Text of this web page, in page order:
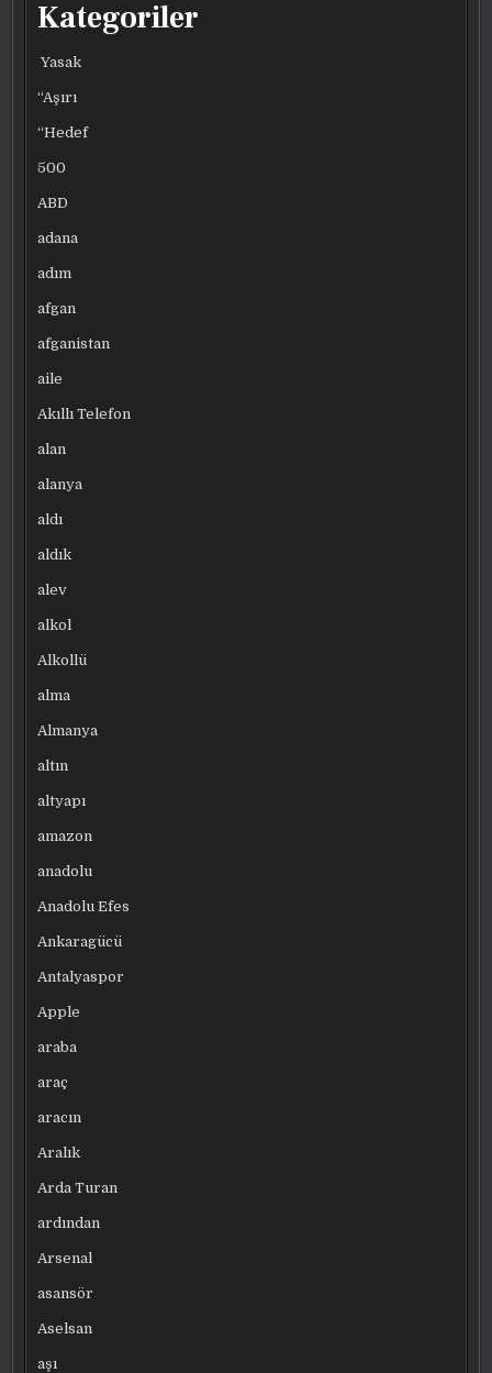
Kategoriler
Yasak
“Aşırı
“Hedef
500
ABD
adana
adım
afgan
afganistan
aile
Akıllı Telefon
alan
alanya
aldı
aldık
alev
alkol
Alkollü
alma
Almanya
altın
altyapı
amazon
anadolu
Anadolu Efes
Ankaragücü
Antalyaspor
Apple
araba
araç
aracın
Aralık
Arda Turan
ardından
Arsenal
asansör
Aselsan
aşı